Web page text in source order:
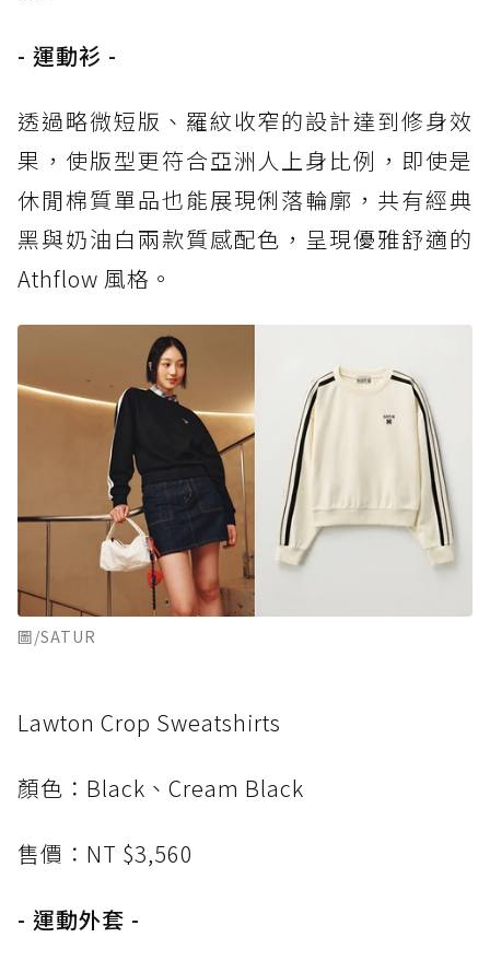
- 運動衫 -
透過略微短版、羅紋收窄的設計達到修身效
果，使版型更符合亞洲人上身比例，即使是
休閒棉質單品也能展現俐落輪廓，共有經典
黑與奶油白兩款質感配色，呈現優雅舒適的
Athflow 風格。
圖/SATUR
Lawton Crop Sweatshirts
顏色：Black、Cream Black
售價：NT $3,560
- 運動外套 -